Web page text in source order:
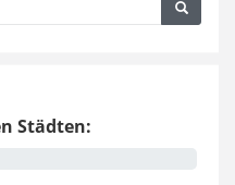
Städten: